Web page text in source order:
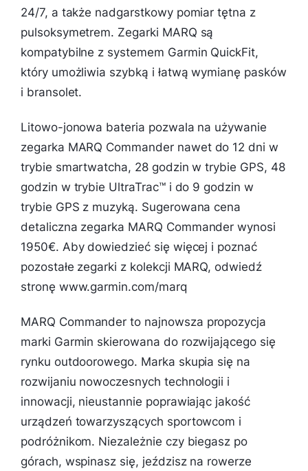
24/7, a także nadgarstkowy pomiar tętna z
pulsoksymetrem. Zegarki MARQ są
kompatybilne z systemem Garmin QuickFit,
który umożliwia szybką i łatwą wymianę pasków
i bransolet.
Litowo-jonowa bateria pozwala na używanie
zegarka MARQ Commander nawet do 12 dni w
trybie smartwatcha, 28 godzin w trybie GPS, 48
godzin w trybie UltraTrac™ i do 9 godzin w
trybie GPS z muzyką. Sugerowana cena
detaliczna zegarka MARQ Commander wynosi
1950€. Aby dowiedzieć się więcej i poznać
pozostałe zegarki z kolekcji MARQ, odwiedź
stronę www.garmin.com/marq
MARQ Commander to najnowsza propozycja
marki Garmin skierowana do rozwijającego się
rynku outdoorowego. Marka skupia się na
rozwijaniu nowoczesnych technologii i
innowacji, nieustannie poprawiając jakość
urządzeń towarzyszących sportowcom i
podróżnikom. Niezależnie czy biegasz po
górach, wspinasz się, jeździsz na rowerze